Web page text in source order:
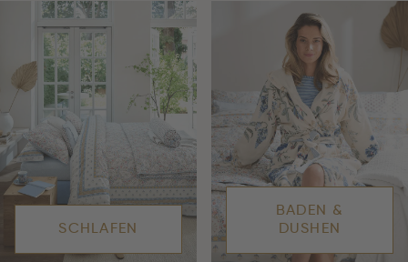
SCHLAFEN
BADEN &
DUSHEN